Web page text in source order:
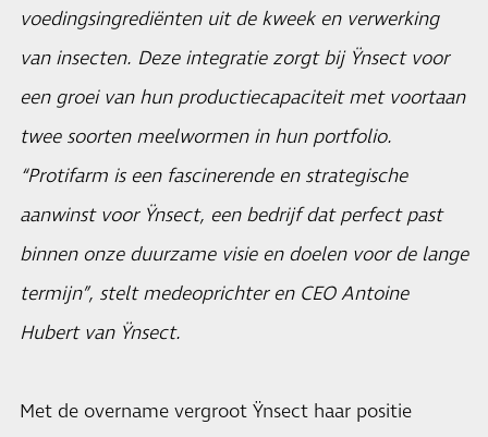
voedingsingrediënten uit de kweek en verwerking
van insecten. Deze integratie zorgt bij Ÿnsect voor
een groei van hun productiecapaciteit met voortaan
twee soorten meelwormen in hun portfolio.
“Protifarm is een fascinerende en strategische
aanwinst voor Ÿnsect, een bedrijf dat perfect past
binnen onze duurzame visie en doelen voor de lange
termijn”, stelt medeoprichter en CEO Antoine
Hubert van Ÿnsect.
Met de overname vergroot Ÿnsect haar positie